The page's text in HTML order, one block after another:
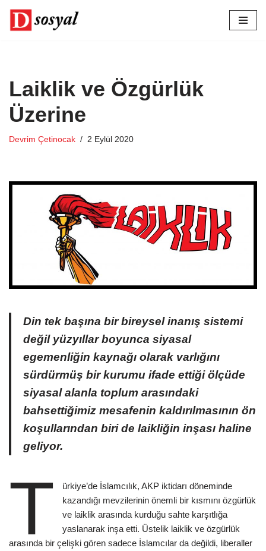
İçeriğe
Laiklik ve Özgürlük
Üzerine
Devrim Çetinocak 2 Eylül 2020
Din tek başına bir bireysel inanış sistemi
değil yüzyıllar boyunca siyasal
egemenliğin kaynağı olarak varlığını
sürdürmüş bir kurumu ifade ettiği ölçüde
siyasal alanla toplum arasındaki
bahsettiğimiz mesafenin kaldırılmasının ön
koşullarından biri de laikliğin inşası haline
geliyor.
T
ürkiye’de İslamcılık, AKP iktidarı döneminde
kazandığı mevzilerinin önemli bir kısmını özgürlük
ve laiklik arasında kurduğu sahte karşıtlığa
yaslanarak inşa etti. Üstelik laiklik ve özgürlük
arasında bir çelişki gören sadece İslamcılar da değildi, liberaller